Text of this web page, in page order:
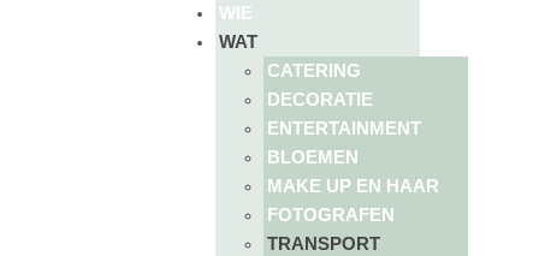
WIE
WAT
CATERING
DECORATIE
ENTERTAINMENT
BLOEMEN
MAKE UP EN HAAR
FOTOGRAFEN
TRANSPORT